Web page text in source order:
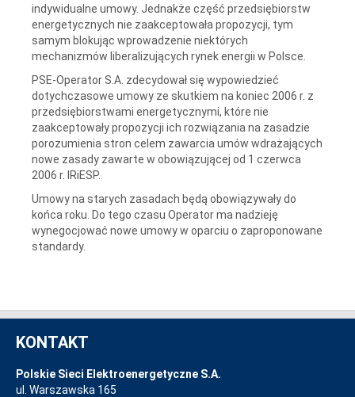
indywidualne umowy. Jednakże część przedsiębiorstw
energetycznych nie zaakceptowała propozycji, tym
samym blokując wprowadzenie niektórych
mechanizmów liberalizujących rynek energii w Polsce.
PSE-Operator S.A. zdecydował się wypowiedzieć
dotychczasowe umowy ze skutkiem na koniec 2006 r. z
przedsiębiorstwami energetycznymi, które nie
zaakceptowały propozycji ich rozwiązania na zasadzie
porozumienia stron celem zawarcia umów wdrażających
nowe zasady zawarte w obowiązującej od 1 czerwca
2006 r. IRiESP.
Umowy na starych zasadach będą obowiązywały do
końca roku. Do tego czasu Operator ma nadzieję
wynegocjować nowe umowy w oparciu o zaproponowane
standardy.
KONTAKT
Polskie Sieci Elektroenergetyczne S.A.
ul. Warszawska 165